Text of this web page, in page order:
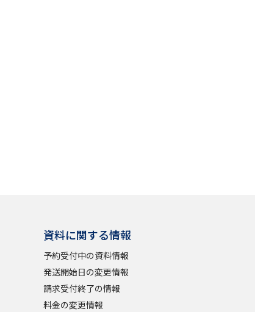
資料検索
資料に関する情報
予約受付中の資料情報
発送開始日の変更情報
請求受付終了の情報
料金の変更情報